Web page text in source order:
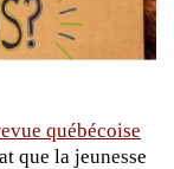
québécoise
que la jeunesse